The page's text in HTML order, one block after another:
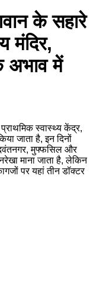
के सहारे
मंदिर,
अभाव में
स्वास्थ्य केंद्र,
जाता है, इन दिनों
मुफ्फसिल और
माना जाता है, लेकिन
पर यहां तीन डॉक्टर